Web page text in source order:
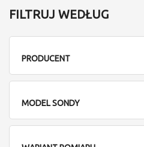
FILTRUJ WEDŁUG
PRODUCENT
MODEL SONDY